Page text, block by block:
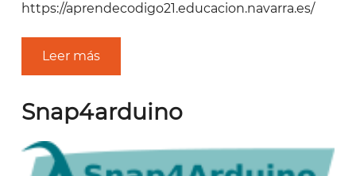
https://aprendecodigo21.educacion.navarra.es/
Leer más
Snap4arduino